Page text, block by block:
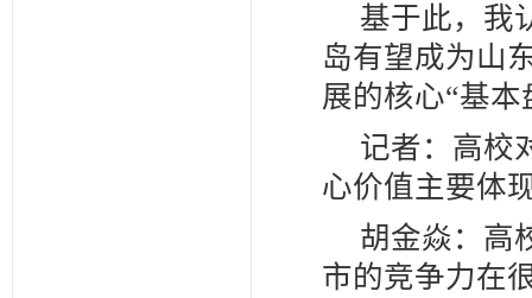
基于此，我
岛有望成为山
展的核心“基本
记者：高校
心价值主要体
胡金焱：高
市的竞争力在